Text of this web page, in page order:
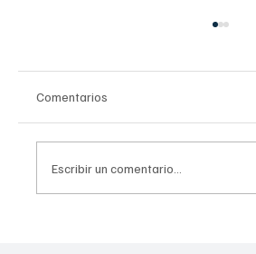
Comentarios
Escribir un comentario...